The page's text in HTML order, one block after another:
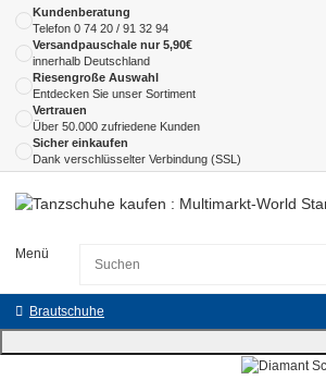
Kundenberatung
Telefon 0 74 20 / 91 32 94
Versandpauschale nur 5,90€
innerhalb Deutschland
Riesengroße Auswahl
Entdecken Sie unser Sortiment
Vertrauen
Über 50.000 zufriedene Kunden
Sicher einkaufen
Dank verschlüsselter Verbindung (SSL)
Menü
Brautschuhe